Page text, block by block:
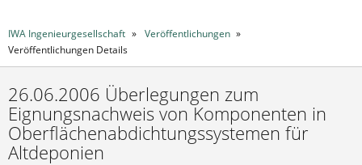
IWA Ingenieurgesellschaft
Veröffentlichungen
Veröffentlichungen Details
26.06.2006 Überlegungen zum
Eignungsnachweis von Komponenten in
Oberflächenabdichtungssystemen für
Altdeponien